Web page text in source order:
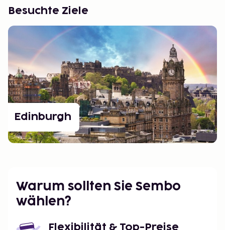
Besuchte Ziele
Edinburgh
Warum sollten Sie Sembo
wählen?
Flexibilität & Top-Preise